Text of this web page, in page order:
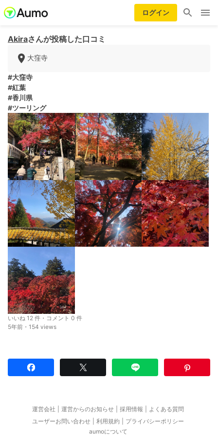
ログイン
Akiraさんが投稿した口コミ
大窪寺
#大窪寺
#紅葉
#香川県
#ツーリング
いいね 12 件・コメント 0 件
5年前・154 views
運営会社 運営からのお知らせ 採用情報
よくある質問
ユーザーお問い合わせ
利用規約
プライバシーポリシー
aumoについて